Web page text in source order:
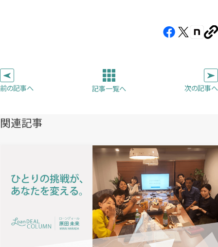
Facebook（新
す）
X（新
す）
note（新
で
す）
ー
前の記事へ 記事一覧へ 次の記事へ
関連記事